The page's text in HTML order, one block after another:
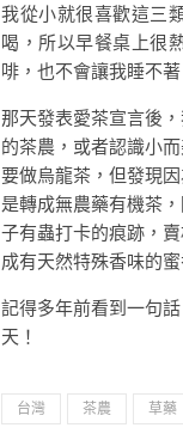
我從小就很喜歡這三
喝，所以早餐桌上很
啡，也不會讓我睡不著
那天發表愛茶宣言後
的茶農，或者認識小
要做烏龍茶，但發現
是轉成無農藥有機茶
子有蟲打卡的痕跡，
成有天然特殊香味的
記得多年前看到一句
天！
台灣 茶農 草藥